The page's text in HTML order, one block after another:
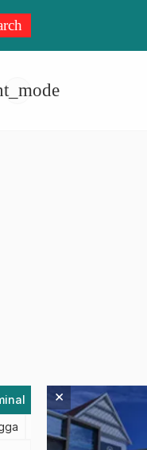
Masyarakat Perkuat
Lifestyle
#featured #Polda
×